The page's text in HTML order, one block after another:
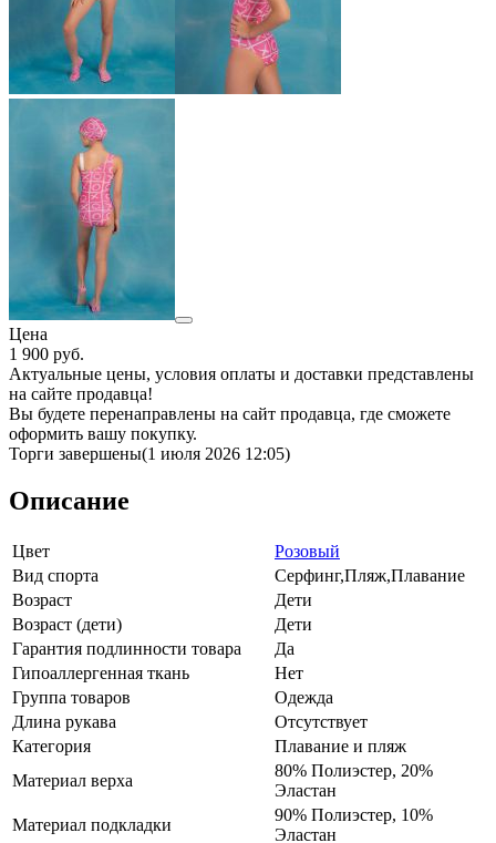
Цена
1 900 руб.
Актуальные цены, условия оплаты и доставки представлены
на сайте продавца!
Вы будете перенаправлены на сайт продавца, где сможете
оформить вашу покупку.
Торги завершены(1 июля 2026 12:05)
Описание
Цвет
Розовый
Вид спорта
Серфинг,Пляж,Плавание
Возраст
Дети
Возраст (дети)
Дети
Гарантия подлинности товара
Да
Гипоаллергенная ткань
Нет
Группа товаров
Одежда
Длина рукава
Отсутствует
Категория
Плавание и пляж
Материал верха
80% Полиэстер, 20%
Эластан
Материал подкладки
90% Полиэстер, 10%
Эластан